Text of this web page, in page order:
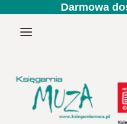
Darmowa
Menu